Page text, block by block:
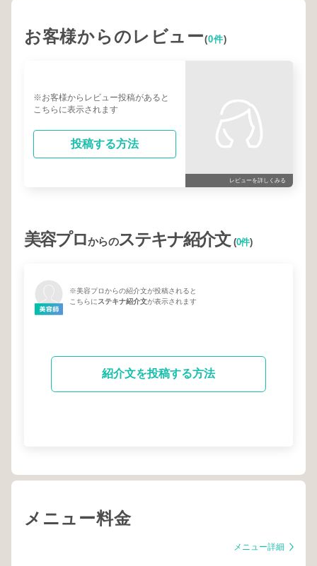
お客様からのレビュー(0件)
※お客様からレビュー投稿があると
こちらに表示されます
投稿する方法
レビューを詳しくみる
美容プロからのステキナ紹介文(0件)
※美容プロからの紹介文が投稿されると
こちらにステキナ紹介文が表示されます
紹介文を投稿する方法
メニュー料金
メニュー詳細